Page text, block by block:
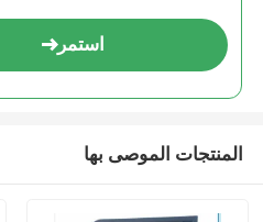
استمر
المنتجات الموصى بها